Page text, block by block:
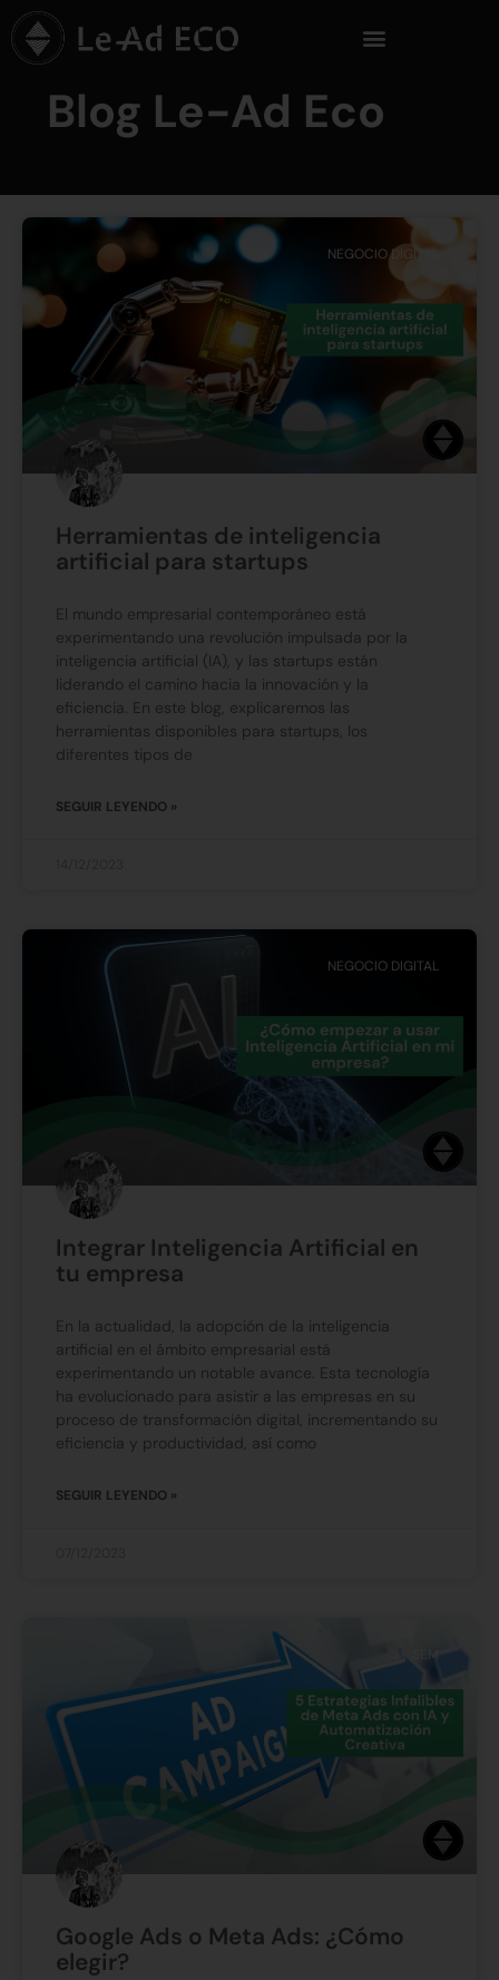
Blog Le-Ad Eco
NEGOCIO DIGITAL
Herramientas de inteligencia
artificial para startups
El mundo empresarial contemporáneo está
experimentando una revolución impulsada por la
inteligencia artificial (IA), y las startups están
liderando el camino hacia la innovación y la
eficiencia. En este blog, explicaremos las
herramientas disponibles para startups, los
diferentes tipos de
SEGUIR LEYENDO »
NEGOCIO DIGITAL
Integrar Inteligencia Artificial en
tu empresa
En la actualidad, la adopción de la inteligencia
artificial en el ámbito empresarial está
experimentando un notable avance. Esta tecnología
ha evolucionado para asistir a las empresas en su
proceso de transformación digital, incrementando su
eficiencia y productividad, así como
SEGUIR LEYENDO »
SEM
Google Ads o Meta Ads: ¿Cómo
elegir?